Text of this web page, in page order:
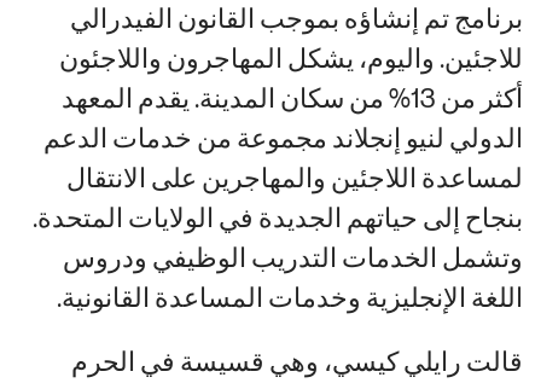
برنامج تم إنشاؤه بموجب القانون الفيدرالي
للاجئين. واليوم، يشكل المهاجرون واللاجئون
أكثر من 13% من سكان المدينة. يقدم المعهد
الدولي لنيو إنجلاند مجموعة من خدمات الدعم
لمساعدة اللاجئين والمهاجرين على الانتقال
بنجاح إلى حياتهم الجديدة في الولايات المتحدة.
وتشمل الخدمات التدريب الوظيفي ودروس
اللغة الإنجليزية وخدمات المساعدة القانونية.
قالت رايلي كيسي، وهي قسيسة في الحرم